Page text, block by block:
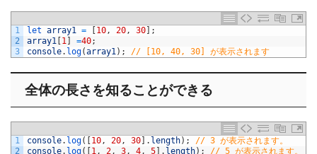
1
2
3
let array1 = 10, 20, 30
;
array1 1 =40;
console. log(array1) ; // [10, 40, 30] が表示されます
全体の長さを知ることができる
1
2
console. log( 10, 20, 30 . length) ;
// 3 が表示されます。
console. log( 1, 2, 3, 4, 5 . length) ; // 5 が表示されます。